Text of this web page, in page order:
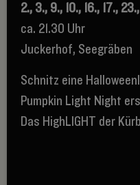
2., 3., 9., 10., 16., 17.,
ca. 21.30 Uhr
Juckerhof, Seegräben
Schnitz eine
Pumpkin Light Night
Das HighLIGHT der